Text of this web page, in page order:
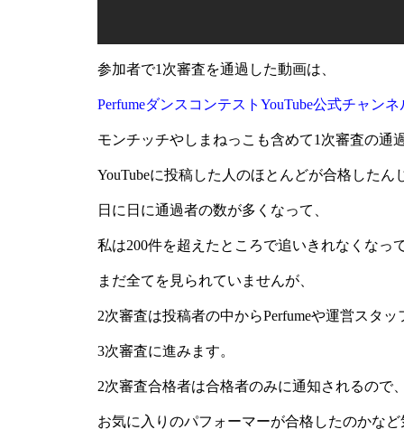
参加者で1次審査を通過した動画は、
PerfumeダンスコンテストYouTube公式チャンネ
モンチッチやしまねっこも含めて1次審査の通
YouTubeに投稿した人のほとんどが合格したん
日に日に通過者の数が多くなって、
私は200件を超えたところで追いきれなくなっ
まだ全てを見られていませんが、
2次審査は投稿者の中からPerfumeや運営スタ
3次審査に進みます。
2次審査合格者は合格者のみに通知されるので
お気に入りのパフォーマーが合格したのかな